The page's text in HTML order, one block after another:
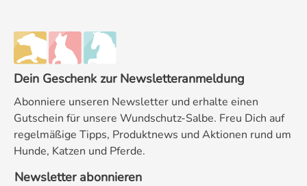
Dein Geschenk zur Newsletteranmeldung
Abonniere unseren Newsletter und erhalte einen
Gutschein für unsere Wundschutz-Salbe. Freu Dich auf
regelmäßige Tipps, Produktnews und Aktionen rund um
Hunde, Katzen und Pferde.
Newsletter abonnieren